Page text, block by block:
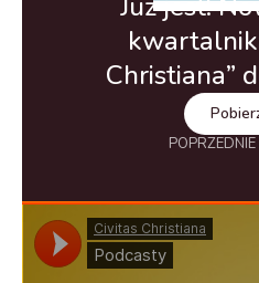
Christiana”